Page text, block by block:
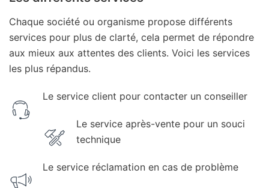
Chaque société ou organisme propose différents
services pour plus de clarté, cela permet de répondre
aux mieux aux attentes des clients. Voici les services
les plus répandus.
Le service client pour contacter un conseiller
Le service après-vente pour un souci
technique
Le service réclamation en cas de problème